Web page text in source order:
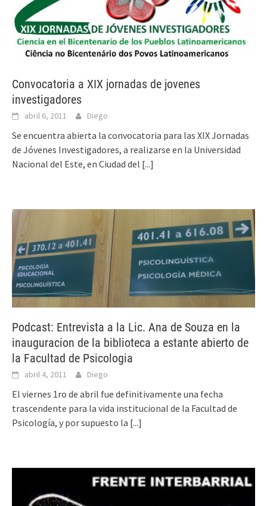
Convocatoria a XIX jornadas de jovenes
investigadores
abril 6, 2011 Diego
Se encuentra abierta la convocatoria para las XIX Jornadas
de Jóvenes Investigadores, a realizarse en la Universidad
Nacional del Este, en Ciudad del [...]
Podcast: Entrevista a la Lic. Ana de Souza en la
inauguracion de la biblioteca a estante abierto de
la Facultad de Psicologia
abril 4, 2011 Diego
El viernes 1ro de abril fue definitivamente una fecha
trascendente para la vida institucional de la Facultad de
Psicología, y por supuesto la [...]